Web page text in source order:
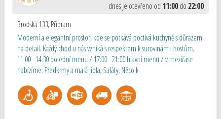
dnes je otevřeno od 11:00do 22:00
Brodská 133,Příbram
Moderní a elegantní prostor, kde se potkává poctivá kuchyně s důrazem
na detail. Každý chod u nás vzniká s respektem k surovinám i hostům.
11:00 - 14:30 polední menu / 17:00 - 21:00 hlavní menu / v mezičase
nabízíme: Předkrmy a malá jídla, Saláty, Něco k